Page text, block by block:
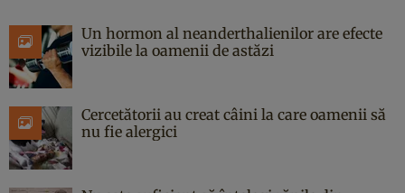
Un hormon al neanderthalienilor are efecte
vizibile la oamenii de astăzi
Cercetătorii au creat câini la care oamenii să
nu fie alergici